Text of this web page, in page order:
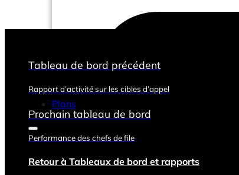
Plans
Tableau de bord précédent
Rapport d’activité sur les cibles d’appel
Prochain tableau de bord
Performance des chefs de file
Retour à Tableaux de bord et rapports